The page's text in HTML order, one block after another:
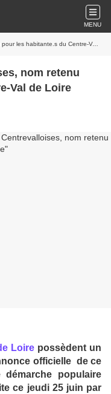
MENU
habitante.s du Centre-Val de Loire
nom retenu
du Centre-Val de Loire
Loirepossèdent un
officielle de ce
populaire
ce jeudi 25 juin par